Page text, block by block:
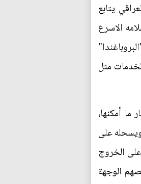
يتابع
الاسرع
مثل
أمكنها،
على
الخروج
الوجهة